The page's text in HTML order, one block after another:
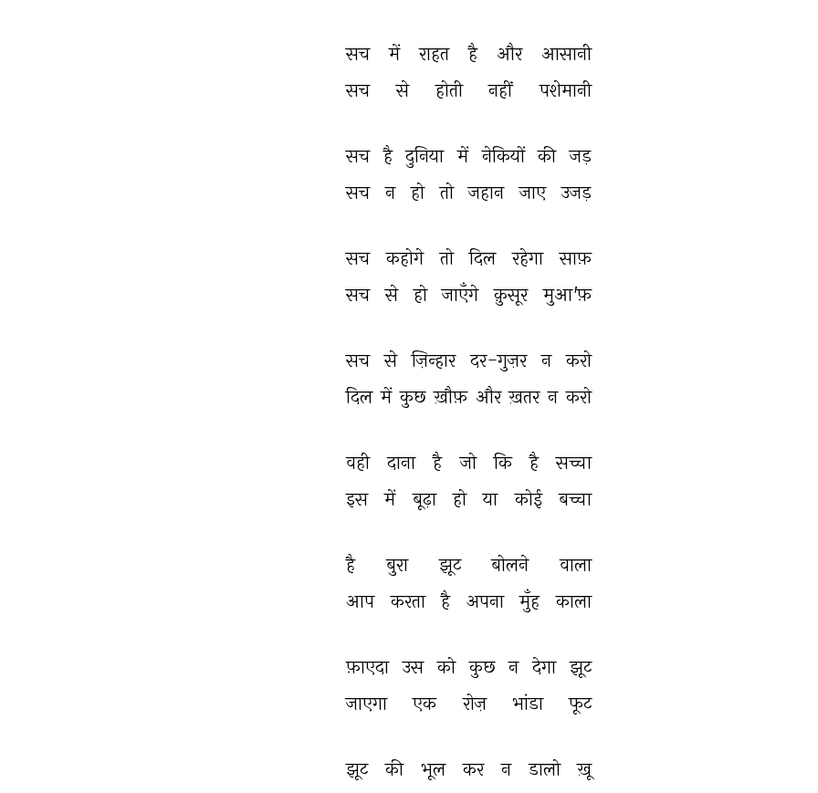
सच में राहत है और
आसानी
सच
से होती नहीं पशेमानी
सच है दुनिया में नेकियों की जड़
सच
न हो तो जहान जाए उजड़
सच कहोगे तो दिल रहेगा
साफ़
सच
से हो जाएँगे क़ुसूर मुआ'फ़
सच से ज़िन्हार दर-गुज़र न करो
दिल में कुछ ख़ौफ़ और ख़तर न करो
वही दाना है जो कि है
सच्चा
इस
में बूढ़ा हो या कोई बच्चा
है बुरा झूट बोलने
वाला
आप
करता है अपना मुँह काला
फ़ाएदा उस को कुछ न देगा झूट
जाएगा
एक रोज़ भांडा फूट
झूट की भूल कर न डालो
ख़ू